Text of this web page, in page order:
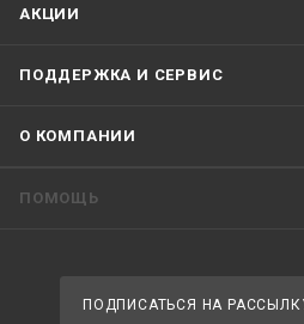
АКЦИИ
ПОДДЕРЖКА И СЕРВИС
О КОМПАНИИ
ПОМОЩЬ
ПОДПИСАТЬСЯ НА